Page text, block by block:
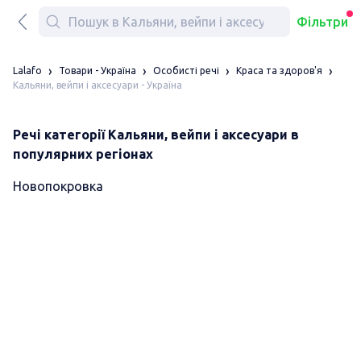
Фільтри
Lalafo Товари - Україна Особисті речі
Краса та здоров'я
Кальяни, вейпи і аксесуари - Україна
Речі категорії Кальяни, вейпи і аксесуари в
популярних регіонах
Новопокровка